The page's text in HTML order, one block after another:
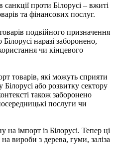
проти Білорусі – вжиті
та фінансових послуг.
подвійного призначення
наразі заборонено,
чи кінцевого
товарів, які можуть сприяти
Білорусі або розвитку сектору
також заборонено
послуги чи
імпорт із Білорусі. Тепер ці
вироби з дерева, гуми, заліза